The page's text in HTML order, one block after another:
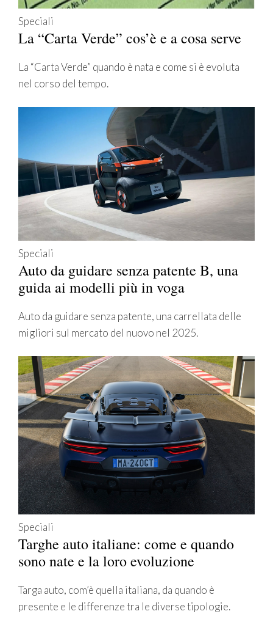
Speciali
La “Carta Verde” cos’è e a cosa serve
La “Carta Verde” quando è nata e come si è evoluta
nel corso del tempo.
Speciali
Auto da guidare senza patente B, una
guida ai modelli più in voga
Auto da guidare senza patente, una carrellata delle
migliori sul mercato del nuovo nel 2025.
Speciali
Targhe auto italiane: come e quando
sono nate e la loro evoluzione
Targa auto, com’è quella italiana, da quando è
presente e le differenze tra le diverse tipologie.